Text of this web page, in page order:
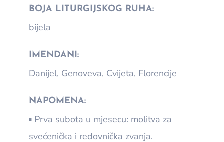
BOJA LITURGIJSKOG RUHA:
bijela
IMENDANI:
Danijel, Genoveva, Cvijeta, Florencije
NAPOMENA:
▪ Prva subota u mjesecu: molitva za
svećenička i redovnička zvanja.